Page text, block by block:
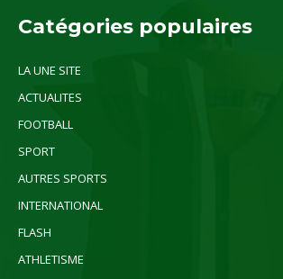
Catégories populaires
LA UNE SITE
ACTUALITES
FOOTBALL
SPORT
AUTRES SPORTS
INTERNATIONAL
FLASH
ATHLETISME